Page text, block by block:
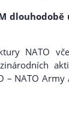
NATO
– NATO